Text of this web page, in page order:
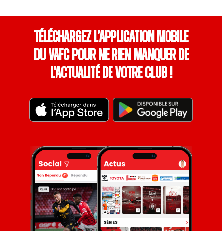
Téléchargez l’application mobile
du VAFC pour ne rien manquer de
l’actualité de votre club !